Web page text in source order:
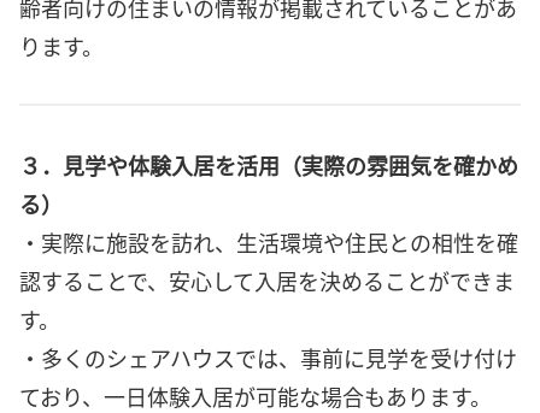
齢者向けの住まいの情報が掲載されていることがあ
ります。
３．見学や体験入居を活用（実際の雰囲気を確かめ
る）
・実際に施設を訪れ、生活環境や住民との相性を確
認することで、安心して入居を決めることができま
す。
・多くのシェアハウスでは、事前に見学を受け付け
ており、一日体験入居が可能な場合もあります。